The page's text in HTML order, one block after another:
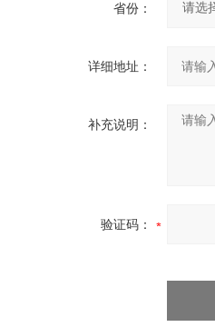
省份：
详细地址：
补充说明：
验证码：